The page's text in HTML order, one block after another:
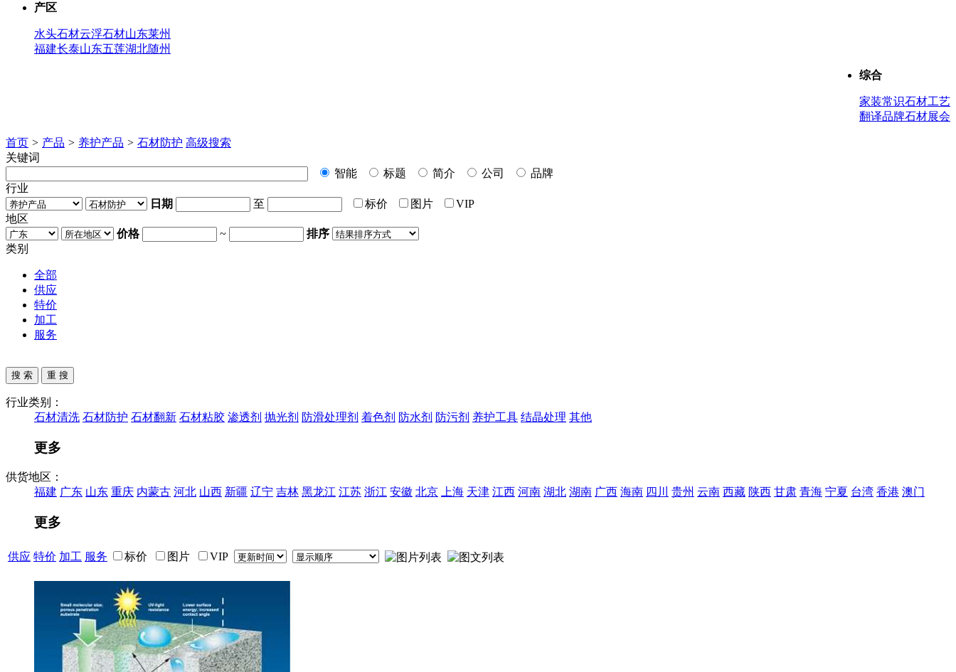
产区
水头石材云浮石材山东莱州
福建长泰山东五莲湖北随州
综合
家装常识石材工艺
翻译品牌石材展会
首页 > 产品 > 养护产品 > 石材防护 高级搜索
关键词
智能
标题 简介 公司
品牌
行业
日期
至 标价 图片
VIP
地区
价格
~
排序
类别
全部
供应
特价
加工
服务
行业类别：
石材清洗 石材防护 石材翻新 石材粘胶 渗透剂 抛光剂 防滑处理剂 着色剂 防水剂 防污剂 养护工具 结晶处理 其他
更多
供货地区：
福建 广东 山东 重庆 内蒙古 河北 山西 新疆 辽宁 吉林 黑龙江 江苏 浙江 安徽 北京 上海 天津 江西 河南 湖北 湖南 广西 海南 四川 贵州 云南 西藏 陕西 甘肃 青海 宁夏 台湾 香港 澳门
更多
供应 特价 加工 服务 标价 图片 VIP